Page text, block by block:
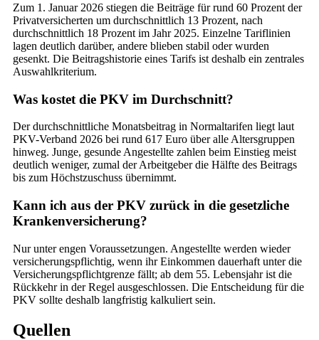
Zum 1. Januar 2026 stiegen die Beiträge für rund 60 Prozent der
Privatversicherten um durchschnittlich 13 Prozent, nach
durchschnittlich 18 Prozent im Jahr 2025. Einzelne Tariflinien
lagen deutlich darüber, andere blieben stabil oder wurden
gesenkt. Die Beitragshistorie eines Tarifs ist deshalb ein zentrales
Auswahlkriterium.
Was kostet die PKV im Durchschnitt?
Der durchschnittliche Monatsbeitrag in Normaltarifen liegt laut
PKV-Verband 2026 bei rund 617 Euro über alle Altersgruppen
hinweg. Junge, gesunde Angestellte zahlen beim Einstieg meist
deutlich weniger, zumal der Arbeitgeber die Hälfte des Beitrags
bis zum Höchstzuschuss übernimmt.
Kann ich aus der PKV zurück in die gesetzliche
Krankenversicherung?
Nur unter engen Voraussetzungen. Angestellte werden wieder
versicherungspflichtig, wenn ihr Einkommen dauerhaft unter die
Versicherungspflichtgrenze fällt; ab dem 55. Lebensjahr ist die
Rückkehr in der Regel ausgeschlossen. Die Entscheidung für die
PKV sollte deshalb langfristig kalkuliert sein.
Quellen